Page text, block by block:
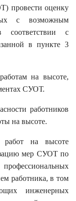
провести оценку
с возможным
с
в пункте 3
на высоте,
СУОТ.
работников
на высоте.
на высоте
мер СУОТ по
работника, в том
инженерных